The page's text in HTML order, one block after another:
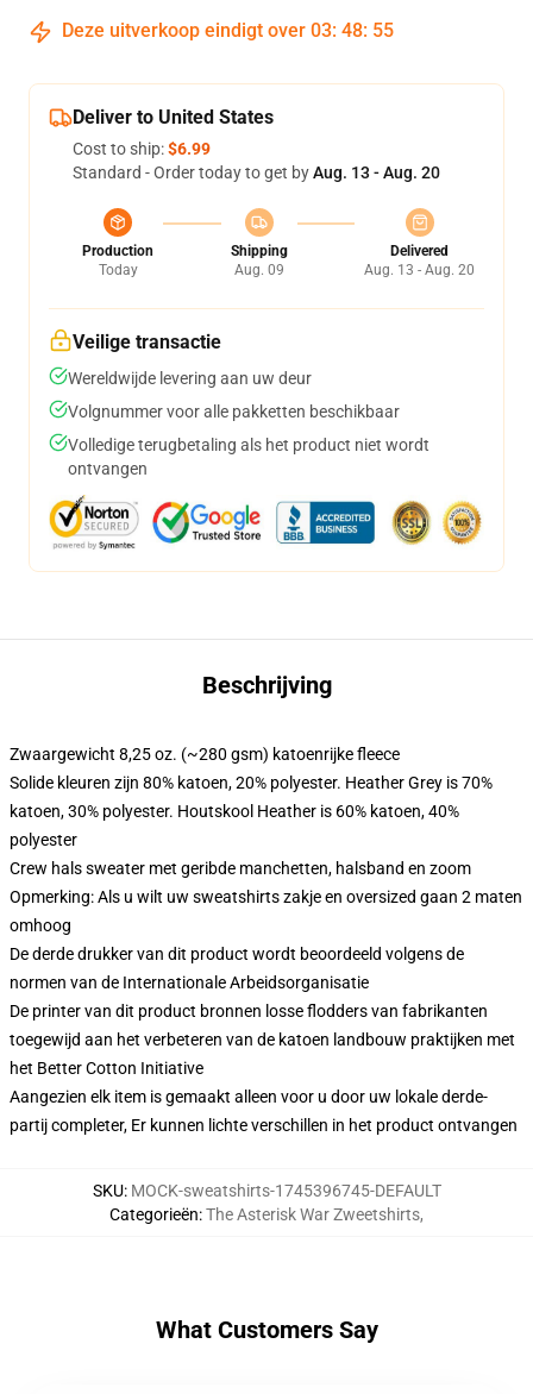
Deze uitverkoop eindigt over 03: 48: 54
Deliver to United States
Cost to ship:$6.99
Standard - Order today to get byAug. 13 - Aug. 20
Production
Today
Shipping
Aug. 09
Delivered
Aug. 13 - Aug. 20
Veilige transactie
Wereldwijde levering aan uw deur
Volgnummer voor alle pakketten beschikbaar
Volledige terugbetaling als het product niet wordt
ontvangen
Beschrijving
Zwaargewicht 8,25 oz. (~280 gsm) katoenrijke fleece
Solide kleuren zijn 80% katoen, 20% polyester. Heather Grey is 70%
katoen, 30% polyester. Houtskool Heather is 60% katoen, 40%
polyester
Crew hals sweater met geribde manchetten, halsband en zoom
Opmerking: Als u wilt uw sweatshirts zakje en oversized gaan 2 maten
omhoog
De derde drukker van dit product wordt beoordeeld volgens de
normen van de Internationale Arbeidsorganisatie
De printer van dit product bronnen losse flodders van fabrikanten
toegewijd aan het verbeteren van de katoen landbouw praktijken met
het Better Cotton Initiative
Aangezien elk item is gemaakt alleen voor u door uw lokale derde-
partij completer, Er kunnen lichte verschillen in het product ontvangen
SKU: MOCK-sweatshirts-1745396745-DEFAULT
Categorieën:The Asterisk War Zweetshirts,
What Customers Say